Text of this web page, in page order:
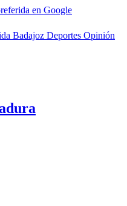
en Google
Badajoz Deportes Opinión